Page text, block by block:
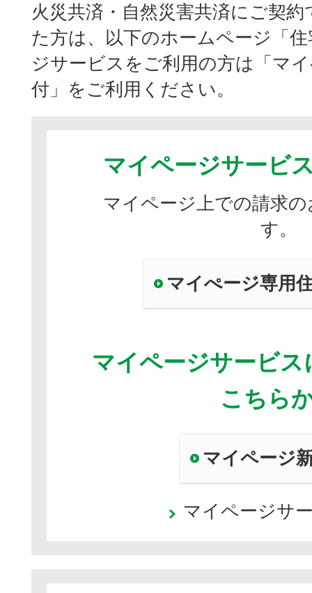
火災共済・自然災害共済にご契
た方は、以下のホームページ「
ジサービスをご利用の方は「マ
付」をご利用ください。
マイページサービ
マイページ上での請求
す。
マイぺージ専用
マイページサービス
こちら
マイページ
マイページサ